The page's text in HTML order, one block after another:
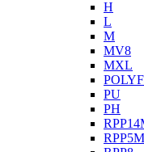
H
L
M
MV8
MXL
PU
PH
RPP5M